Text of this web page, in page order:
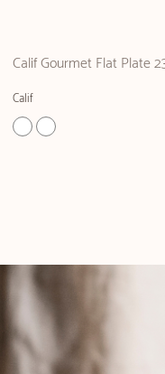
Calif Gourmet Flat Plate
Calif